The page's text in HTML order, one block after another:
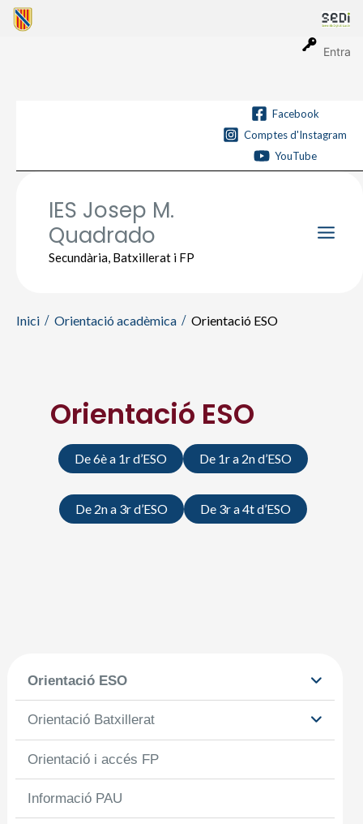
Entra
Vés
Facebook
Comptes d'Instagram
YouTube
IES Josep M.
Quadrado
Secundària, Batxillerat i FP
Inici Orientació acadèmica Orientació ESO
Orientació ESO
Orientació Batxillerat
Orientació i accés FP
Informació PAU
Orientació ESO
De 6è a 1r d’ESO De 1r a 2n d’ESO
De 2n a 3r d’ESO De 3r a 4t d’ESO